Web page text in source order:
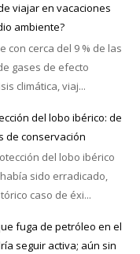
viajar en vacaciones
ambiente?
con cerca del 9 % de las
gases de efecto
climática, viaj...
del lobo ibérico: de
de conservación
del lobo ibérico
sido erradicado,
caso de éxi...
fuga de petróleo en el
seguir activa; aún sin